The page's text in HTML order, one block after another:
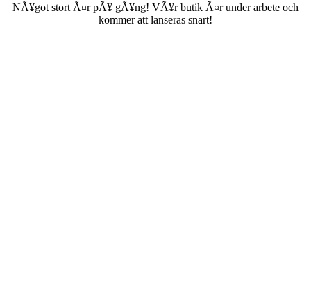
NÃ¥got stort Ã¤r pÃ¥ gÃ¥ng! VÃ¥r butik Ã¤r under arbete och
kommer att lanseras snart!